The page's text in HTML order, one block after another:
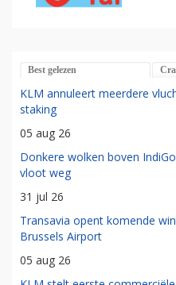
Best gelezen
KLM annuleert meerdere
staking
05 aug 26
Donkere wolken boven
vloot weg
31 jul 26
Transavia opent komende
Brussels Airport
05 aug 26